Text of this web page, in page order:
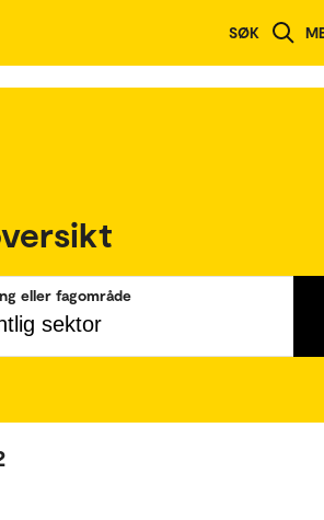
SØK
eller fagområde